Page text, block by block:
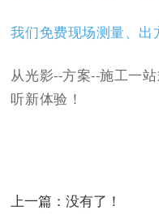
我们免费现场测量、出
从光影--方案--施工一
听新体验！
上一篇：没有了！